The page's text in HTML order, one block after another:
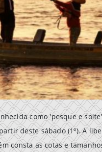
como 'pesque e
deste sábado (1º). A
consta as cotas e